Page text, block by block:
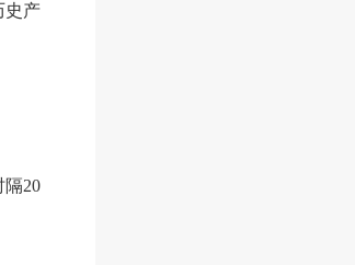
史产
20